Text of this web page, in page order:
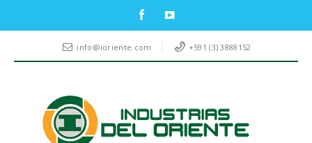
info@ioriente.com +591 (3) 3888152